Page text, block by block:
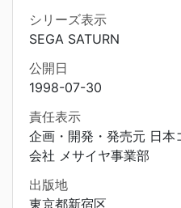
シリーズ表示
SEGA SATURN
公開日
1998-07-30
責任表示
企画・開発・発売元 日
会社 メサイヤ事業部
出版地
東京都新宿区